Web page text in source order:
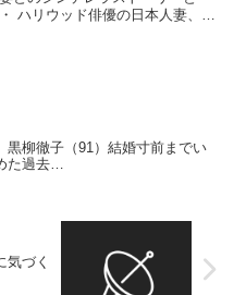
ハリウッド俳優の日本人妻、ロ
黒柳徹子（91）結婚寸前までい
た過去…
気づく